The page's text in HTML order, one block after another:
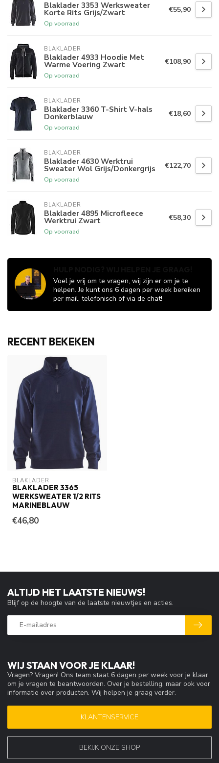
Blaklader 3353 Werksweater
Korte Rits Grijs/Zwart
Op voorraad
€55,90
BLAKLADER
Blaklader 4933 Hoodie Met
Warme Voering Zwart
Op voorraad
€108,90
BLAKLADER
Blaklader 3360 T-Shirt V-hals
Donkerblauw
Op voorraad
€18,60
BLAKLADER
Blaklader 4630 Werktrui
Sweater Wol Grijs/Donkergrijs
Op voorraad
€122,70
BLAKLADER
Blaklader 4895 Microfleece
Werktrui Zwart
Op voorraad
€58,30
Voel je vrij om te vragen, wij zijn er om je te
helpen. Je kunt ons 6 dagen per week bereiken
per mail, telefonisch of via de chat!
RECENT BEKEKEN
BLAKLADER
BLAKLADER 3365
WERKSWEATER 1/2 RITS
MARINEBLAUW
€46,80
WIJ STAAN VOOR JE KLAAR!
Vragen? Vragen! Ons team staat 6 dagen per week voor je klaar
om je vragen te beantwoorden. Over je bestelling, maar ook voor
informatie over producten. Wij helpen je graag verder.
KLANTENSERVICE
BEKIJK ONZE SHOP
ALTIJD HET LAATSTE NIEUWS!
Blijf op de hoogte van de laatste nieuwtjes en acties.